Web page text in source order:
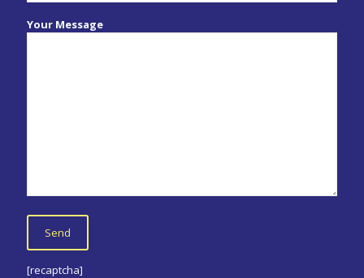
Your Message
[recaptcha]